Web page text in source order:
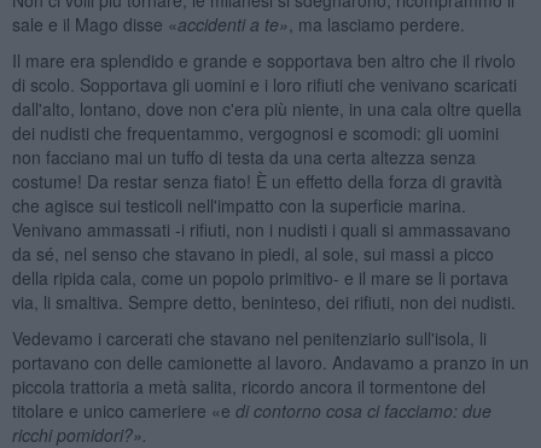
sale e il Mago disse «accidenti a te» , ma lasciamo perdere.
Il mare era splendido e grande e sopportava ben altro che il rivolo
di scolo. Sopportava gli uomini e i loro rifiuti che venivano scaricati
dall'alto, lontano, dove non c'era più niente, in una cala oltre quella
dei nudisti che frequentammo, vergognosi e scomodi: gli uomini
non facciano mai un tuffo di testa da una certa altezza senza
costume! Da restar senza fiato! È un effetto della forza di gravità
che agisce sui testicoli nell'impatto con la superficie marina.
Venivano ammassati -i rifiuti, non i nudisti i quali si ammassavano
da sé, nel senso che stavano in piedi, al sole, sui massi a picco
della ripida cala, come un popolo primitivo- e il mare se li portava
via, li smaltiva. Sempre detto, beninteso, dei rifiuti, non dei nudisti.
Vedevamo i carcerati che stavano nel penitenziario sull'isola, li
portavano con delle camionette al lavoro. Andavamo a pranzo in un
piccola trattoria a metà salita, ricordo ancora il tormentone del
titolare e unico cameriere «e di contorno cosa ci facciamo: due
ricchi pomidori?».